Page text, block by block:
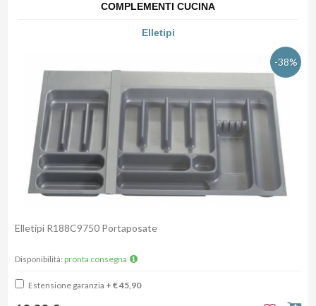
COMPLEMENTI CUCINA
Elletipi
-38%
Elletipi R188C9750 Portaposate
Disponibilità: pronta consegna
Estensione garanzia + € 45,90